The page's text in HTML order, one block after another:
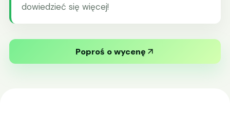
dowiedzieć się więcej!
Poproś o wycenę